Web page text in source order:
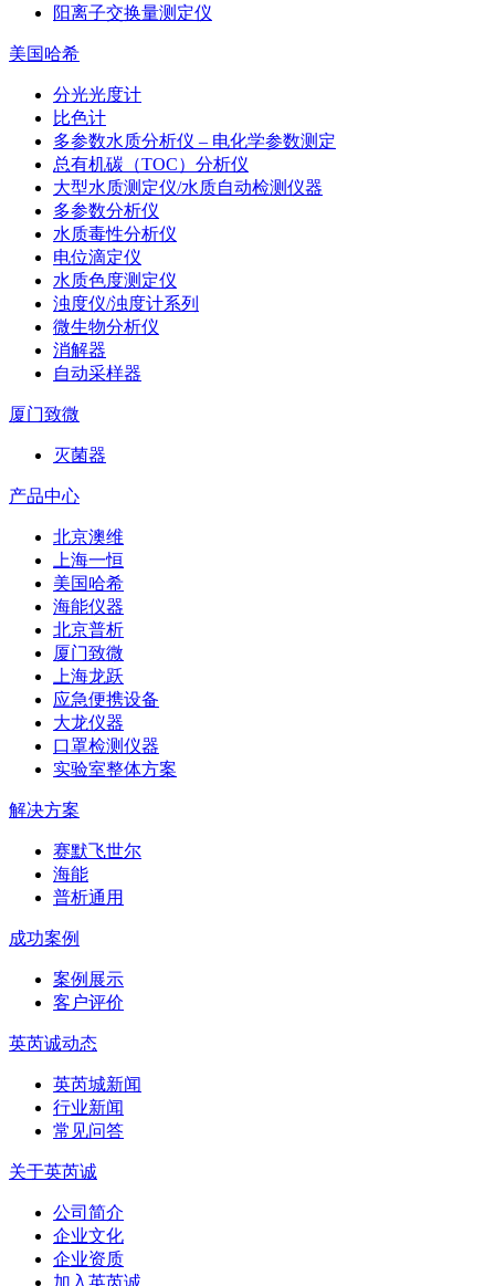
阳离子交换量测定仪
美国哈希
分光光度计
比色计
多参数水质分析仪 – 电化学参数测定
总有机碳（TOC）分析仪
大型水质测定仪/水质自动检测仪器
多参数分析仪
水质毒性分析仪
电位滴定仪
水质色度测定仪
浊度仪/浊度计系列
微生物分析仪
消解器
自动采样器
厦门致微
灭菌器
产品中心
北京澳维
上海一恒
美国哈希
海能仪器
北京普析
厦门致微
上海龙跃
应急便携设备
大龙仪器
口罩检测仪器
实验室整体方案
解决方案
赛默飞世尔
海能
普析通用
成功案例
案例展示
客户评价
英芮诚动态
英芮城新闻
行业新闻
常见问答
关于英芮诚
公司简介
企业文化
企业资质
加入英芮诚